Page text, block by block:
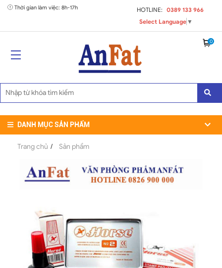
Thời gian làm việc: 8h-17h HOTLINE:
0389 133 966
Select Language ▼
0
DANH MỤC SẢN PHẨM
Trang chủ / Sản phẩm